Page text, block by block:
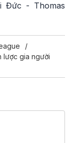
Đức - Thomas
lược gia người